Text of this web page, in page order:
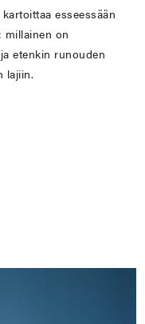
esseessään
millainen on
etenkin runouden
lajiin.